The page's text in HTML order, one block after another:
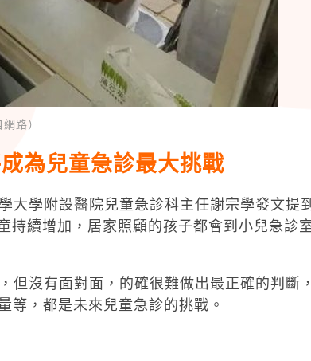
路）
為兒童急診最大挑戰
大學附設醫院兒童急診科主任謝宗學發文提
持續增加，居家照顧的孩子都會到小兒急診
沒有面對面，的確很難做出最正確的判斷
等，都是未來兒童急診的挑戰。